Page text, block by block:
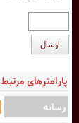
پارامترهای مرتبط
رسانه
ارسال